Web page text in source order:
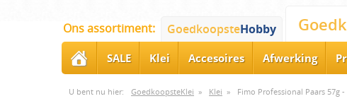
Ons assortiment: GoedkoopsteHobby
SALE Klei Accesoires Afwerking
U bent nu hier: GoedkoopsteKlei » Klei » Fimo Professional Paars 57g